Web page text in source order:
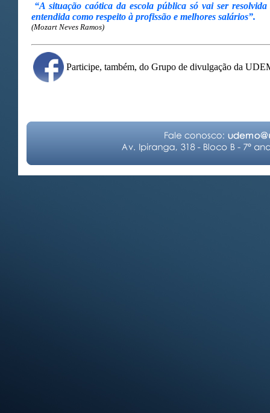
“A situação caótica da escola pública só vai ser
entendida como respeito à profissão e melhores salários”.
(Mozart Neves Ramos)
Participe, também, do Grupo de divulgação da